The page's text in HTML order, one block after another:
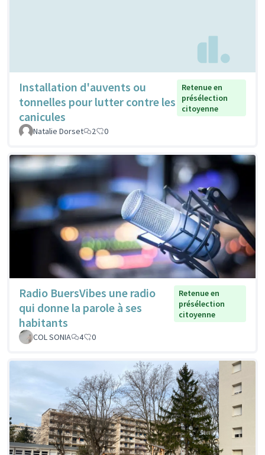
Installation d'auvents ou
tonnelles pour lutter contre les
canicules
Retenue en
présélection
citoyenne
Natalie Dorset 2 0
Radio BuersVibes une radio
qui donne la parole à ses
habitants
Retenue en
présélection
citoyenne
COL SONIA 4 0